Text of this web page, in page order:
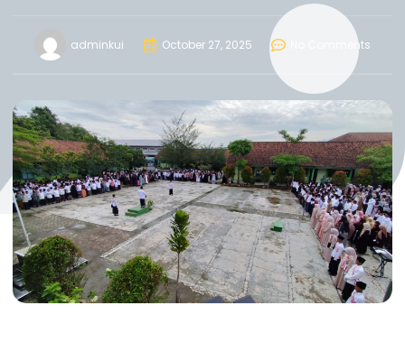
adminkui October 27, 2025 No Comments